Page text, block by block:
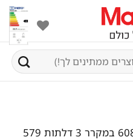
ב
מקרר 3 דלתות 579